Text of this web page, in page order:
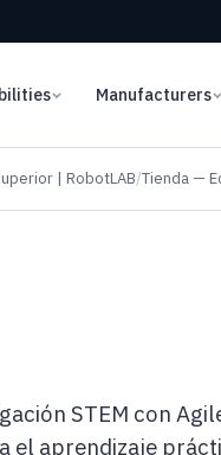
Manufacturers
| RobotLAB/Tienda —
STEM con
el aprendizaje